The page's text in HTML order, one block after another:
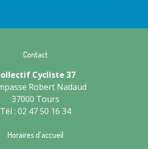
Contact
Cycliste 37
Robert Nadaud
37000 Tours
Tél : 02 47 50 16 34
Horaires d’accueil